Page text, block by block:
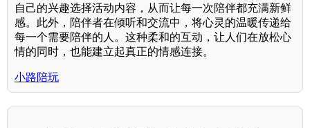
自己的兴趣选择活动内容，从而让每一次陪伴都充满新鲜
感。此外，陪伴者在倾听和交流中，将心灵的温暖传递给
每一个需要陪伴的人。这种柔和的互动，让人们在放松心
情的同时，也能建立起真正的情感连接。
小路陪玩